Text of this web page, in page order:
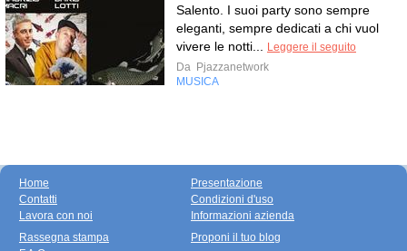
Salento. I suoi party sono sempre
eleganti, sempre dedicati a chi vuol
vivere le notti...
Leggere il seguito
Da Pjazzanetwork
MUSICA
Home
Contatti
Lavora con noi
Presentazione
Condizioni d'uso
Informazioni azienda
Rassegna stampa
Proponi il tuo blog